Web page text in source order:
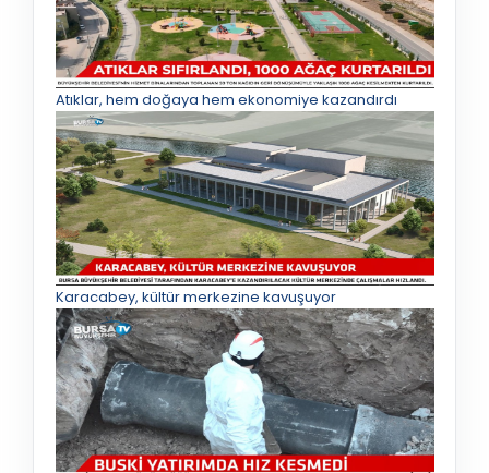
Atıklar, hem doğaya hem ekonomiye kazandırdı
Karacabey, kültür merkezine kavuşuyor